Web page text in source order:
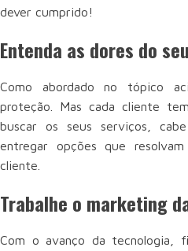
dever cumprido!
Entenda as dores do
Como abordado no tópico
proteção. Mas cada cliente
buscar os seus serviços,
entregar opções que
cliente.
Trabalhe o marketing
Com o avanço da tecnologia,